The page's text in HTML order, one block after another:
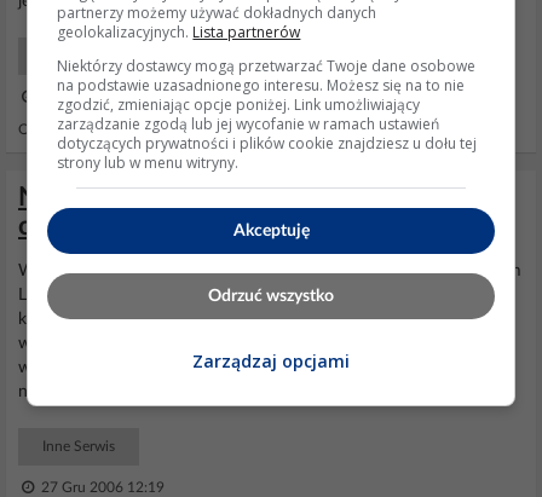
13 Lut 2007 19:11
Odpowiedzi: 8 Wyświetleń: 1377
Nienażarta cyfrówka Kyocera - martwa
czy jeszcze nie?
Witam, mam problem z aparatem cyfrowym firmykyoceraFinecam
L4v. Sprawa z nim przedstawia się tak ze zdjęcia robi dobrze,
komputer go normalnie wykrywawyświetlaczjest w porządki i
wszystko z małym wyjątkiem. Bardzo szybko się w nim baterie
wyczerpują, firmowe akumulatory 2500mAh które są naładowane
na full wystarczą na jakieś 10 – 15 zdjęć....
Inne Serwis
27 Gru 2006 12:19
partnerzy możemy używać dokładnych danych
geolokalizacyjnych. Lista partnerów
Niektórzy dostawcy mogą przetwarzać Twoje dane osobowe
na podstawie uzasadnionego interesu. Możesz się na to nie
zgodzić, zmieniając opcje poniżej. Link umożliwiający
zarządzanie zgodą lub jej wycofanie w ramach ustawień
dotyczących prywatności i plików cookie znajdziesz u dołu tej
strony lub w menu witryny.
Akceptuję
Odrzuć wszystko
Zarządzaj opcjami